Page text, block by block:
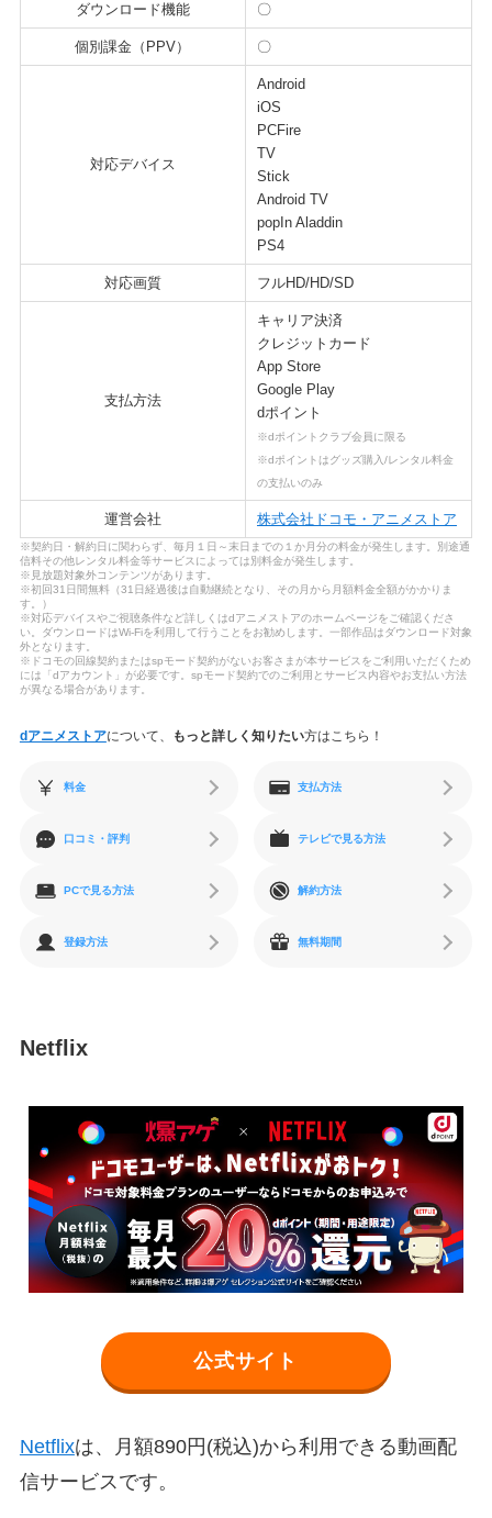
ダウンロード機能 〇
個別課金（PPV） 〇
対応デバイス
Android
iOS
PCFire
TV
Stick
Android TV
popIn Aladdin
PS4
対応画質 フルHD/HD/SD
支払方法
キャリア決済
クレジットカード
App Store
Google Play
dポイント
※dポイントクラブ会員に限る
※dポイントはグッズ購入/レンタル料金
の支払いのみ
運営会社 株式会社ドコモ・アニメストア
※契約日・解約日に関わらず、毎月１日～末日までの１か月分の料金が発生します。別途通
信料その他レンタル料金等サービスによっては別料金が発生します。
※見放題対象外コンテンツがあります。
※初回31日間無料（31日経過後は自動継続となり、その月から月額料金全額がかかりま
す。）
※対応デバイスやご視聴条件など詳しくはdアニメストアのホームページをご確認くださ
い。ダウンロードはWi-Fiを利用して行うことをお勧めします。一部作品はダウンロード対象
外となります。
※ドコモの回線契約またはspモード契約がないお客さまが本サービスをご利用いただくため
には「dアカウント」が必要です。spモード契約でのご利用とサービス内容やお支払い方法
が異なる場合があります。
dアニメストアについて、 もっと詳しく知りたい方はこちら！
料金 支払方法
口コミ・評判 テレビで見る方法
PCで見る方法 解約方法
登録方法 無料期間
Netflix
公式サイト
Netflixは、月額890円(税込)から利用できる動画配
信サービスです。